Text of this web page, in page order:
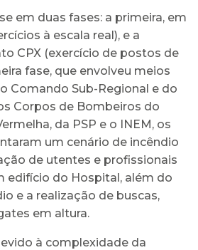
em duas fases: a primeira, em
à escala real), e a
CPX (exercício de postos de
fase, que envolveu meios
Comando Sub-Regional e do
Corpos de Bombeiros do
da PSP e o INEM, os
um cenário de incêndio
de utentes e profissionais
edifício do Hospital, além do
e a realização de buscas,
em altura.
à complexidade da